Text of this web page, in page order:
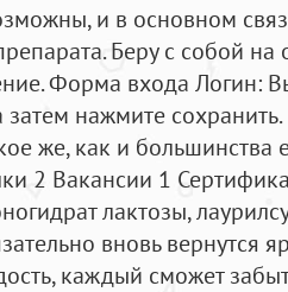
и в основном
Беру с собой на
Форма входа Логин:
затем нажмите
же, как и большинства
2 Вакансии 1
лактозы,
вновь вернутся
каждый сможет